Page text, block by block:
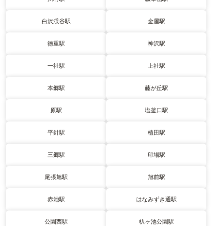
白沢渓谷駅 金屋駅
徳重駅 神沢駅
一社駅 上社駅
本郷駅 藤が丘駅
原駅 塩釜口駅
平針駅 植田駅
三郷駅 印場駅
尾張旭駅 旭前駅
赤池駅 はなみずき通駅
公園西駅 杁ヶ池公園駅